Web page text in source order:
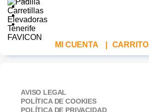
MI CUENTA CARRITO
AVISO LEGAL
POLÍTICA DE COOKIES
POLÍTICA DE PRIVACIDAD